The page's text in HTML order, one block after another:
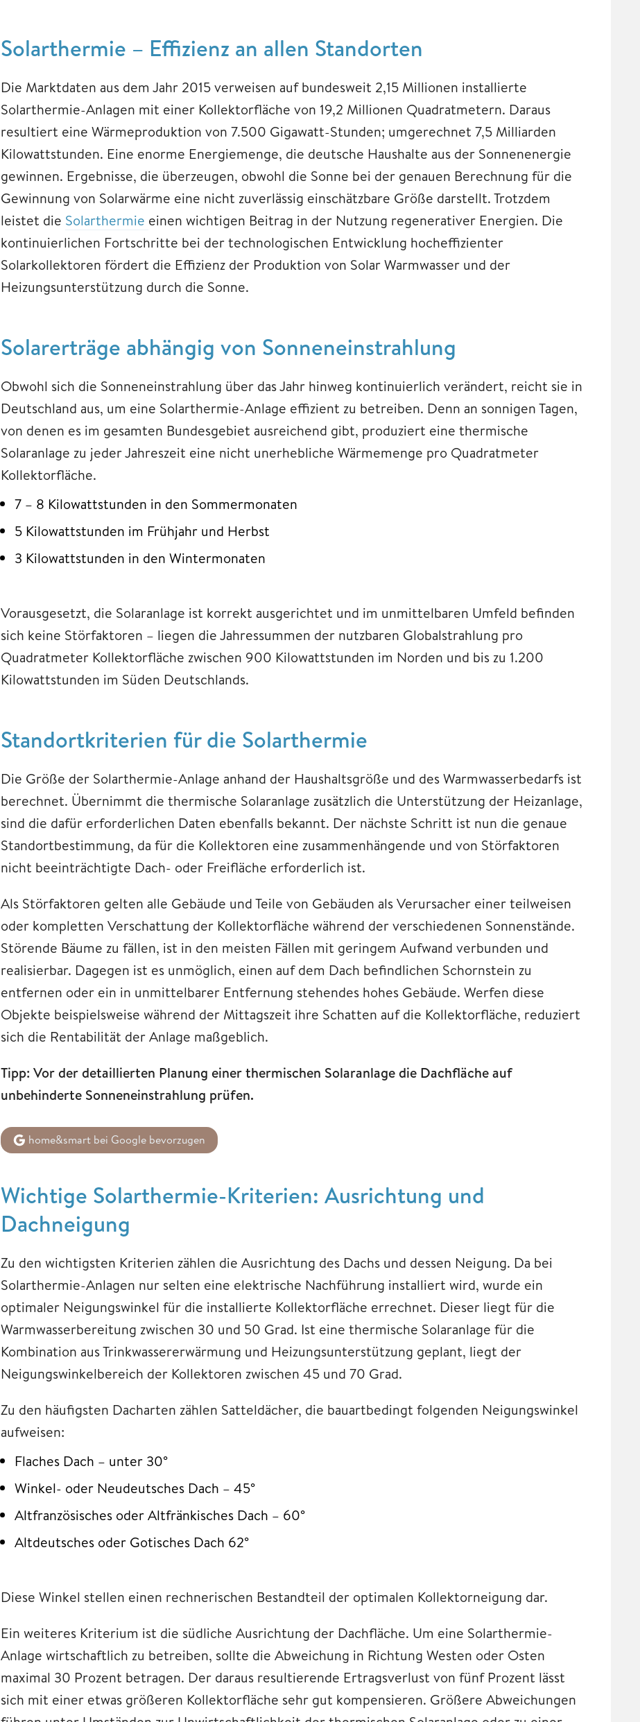
Solarthermie – Effizienz an allen Standorten
Die Marktdaten aus dem Jahr 2015 verweisen auf bundesweit 2,15 Millionen installierte
Solarthermie-Anlagen mit einer Kollektorfläche von 19,2 Millionen Quadratmetern. Daraus
resultiert eine Wärmeproduktion von 7.500 Gigawatt-Stunden; umgerechnet 7,5 Milliarden
Kilowattstunden. Eine enorme Energiemenge, die deutsche Haushalte aus der Sonnenenergie
gewinnen. Ergebnisse, die überzeugen, obwohl die Sonne bei der genauen Berechnung für die
Gewinnung von Solarwärme eine nicht zuverlässig einschätzbare Größe darstellt. Trotzdem
leistet die Solarthermie einen wichtigen Beitrag in der Nutzung regenerativer Energien. Die
kontinuierlichen Fortschritte bei der technologischen Entwicklung hocheffizienter
Solarkollektoren fördert die Effizienz der Produktion von Solar Warmwasser und der
Heizungsunterstützung durch die Sonne.
Solarerträge abhängig von Sonneneinstrahlung
Obwohl sich die Sonneneinstrahlung über das Jahr hinweg kontinuierlich verändert, reicht sie in
Deutschland aus, um eine Solarthermie-Anlage effizient zu betreiben. Denn an sonnigen Tagen,
von denen es im gesamten Bundesgebiet ausreichend gibt, produziert eine thermische
Solaranlage zu jeder Jahreszeit eine nicht unerhebliche Wärmemenge pro Quadratmeter
Kollektorfläche.
7 – 8 Kilowattstunden in den Sommermonaten
5 Kilowattstunden im Frühjahr und Herbst
3 Kilowattstunden in den Wintermonaten
Vorausgesetzt, die Solaranlage ist korrekt ausgerichtet und im unmittelbaren Umfeld befinden
sich keine Störfaktoren – liegen die Jahressummen der nutzbaren Globalstrahlung pro
Quadratmeter Kollektorfläche zwischen 900 Kilowattstunden im Norden und bis zu 1.200
Kilowattstunden im Süden Deutschlands.
Standortkriterien für die Solarthermie
Die Größe der Solarthermie-Anlage anhand der Haushaltsgröße und des Warmwasserbedarfs ist
berechnet. Übernimmt die thermische Solaranlage zusätzlich die Unterstützung der Heizanlage,
sind die dafür erforderlichen Daten ebenfalls bekannt. Der nächste Schritt ist nun die genaue
Standortbestimmung, da für die Kollektoren eine zusammenhängende und von Störfaktoren
nicht beeinträchtigte Dach- oder Freifläche erforderlich ist.
Als Störfaktoren gelten alle Gebäude und Teile von Gebäuden als Verursacher einer teilweisen
oder kompletten Verschattung der Kollektorfläche während der verschiedenen Sonnenstände.
Störende Bäume zu fällen, ist in den meisten Fällen mit geringem Aufwand verbunden und
realisierbar. Dagegen ist es unmöglich, einen auf dem Dach befindlichen Schornstein zu
entfernen oder ein in unmittelbarer Entfernung stehendes hohes Gebäude. Werfen diese
Objekte beispielsweise während der Mittagszeit ihre Schatten auf die Kollektorfläche, reduziert
sich die Rentabilität der Anlage maßgeblich.
Tipp: Vor der detaillierten Planung einer thermischen Solaranlage die Dachfläche auf
unbehinderte Sonneneinstrahlung prüfen.
home&smart bei Google bevorzugen
Wichtige Solarthermie-Kriterien: Ausrichtung und
Dachneigung
Zu den wichtigsten Kriterien zählen die Ausrichtung des Dachs und dessen Neigung. Da bei
Solarthermie-Anlagen nur selten eine elektrische Nachführung installiert wird, wurde ein
optimaler Neigungswinkel für die installierte Kollektorfläche errechnet. Dieser liegt für die
Warmwasserbereitung zwischen 30 und 50 Grad. Ist eine thermische Solaranlage für die
Kombination aus Trinkwassererwärmung und Heizungsunterstützung geplant, liegt der
Neigungswinkelbereich der Kollektoren zwischen 45 und 70 Grad.
Zu den häufigsten Dacharten zählen Satteldächer, die bauartbedingt folgenden Neigungswinkel
aufweisen:
Flaches Dach – unter 30°
Winkel- oder Neudeutsches Dach – 45°
Altfranzösisches oder Altfränkisches Dach – 60°
Altdeutsches oder Gotisches Dach 62°
Diese Winkel stellen einen rechnerischen Bestandteil der optimalen Kollektorneigung dar.
Ein weiteres Kriterium ist die südliche Ausrichtung der Dachfläche. Um eine Solarthermie-
Anlage wirtschaftlich zu betreiben, sollte die Abweichung in Richtung Westen oder Osten
maximal 30 Prozent betragen. Der daraus resultierende Ertragsverlust von fünf Prozent lässt
sich mit einer etwas größeren Kollektorfläche sehr gut kompensieren. Größere Abweichungen